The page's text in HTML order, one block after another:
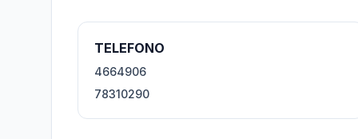
TELEFONO
4664906
78310290